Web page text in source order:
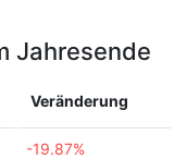
Jahresende
Veränderung
-19.87%